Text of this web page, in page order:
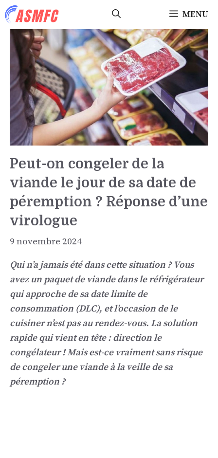
Aller
au
contenu
MENU
Peut-on congeler de la
viande le jour de sa date de
péremption ? Réponse d’une
virologue
9 novembre 2024
Qui n’a jamais été dans cette situation ? Vous
avez un paquet de viande dans le réfrigérateur
qui approche de sa date limite de
consommation (DLC), et l’occasion de le
cuisiner n’est pas au rendez-vous. La solution
rapide qui vient en tête : direction le
congélateur ! Mais est-ce vraiment sans risque
de congeler une viande à la veille de sa
péremption ?